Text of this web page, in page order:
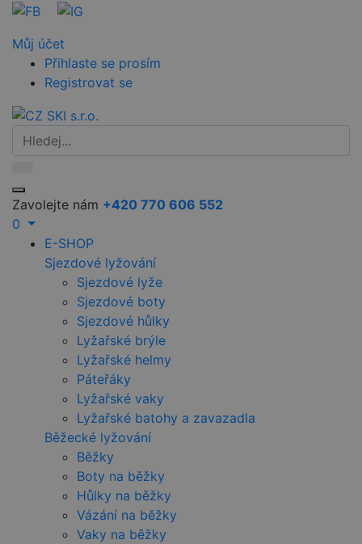
Můj účet
Přihlaste se prosím
Registrovat se
Zavolejte nám +420 770 606 552
0
E-SHOP
Sjezdové lyžování
Sjezdové lyže
Sjezdové boty
Sjezdové hůlky
Lyžařské brýle
Lyžařské helmy
Páteřáky
Lyžařské vaky
Lyžařské batohy a zavazadla
Běžecké lyžování
Běžky
Boty na běžky
Hůlky na běžky
Vázání na běžky
Vaky na běžky